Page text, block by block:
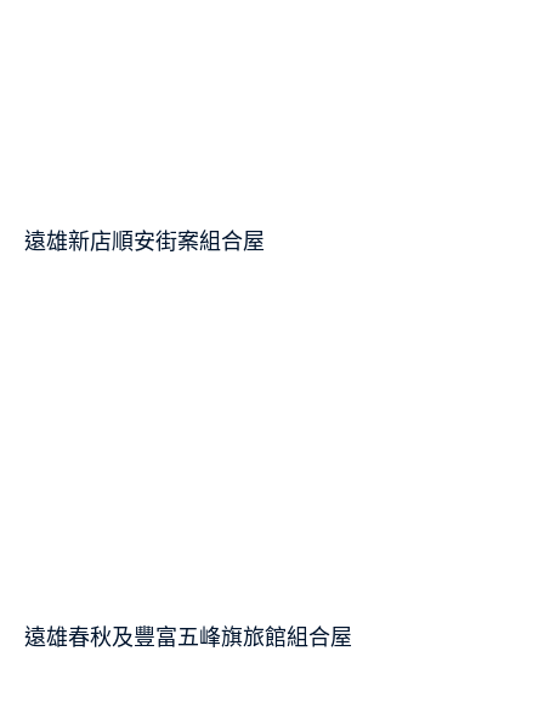
遠雄新店順安街案組合屋
遠雄春秋及豐富五峰旗旅館組合屋